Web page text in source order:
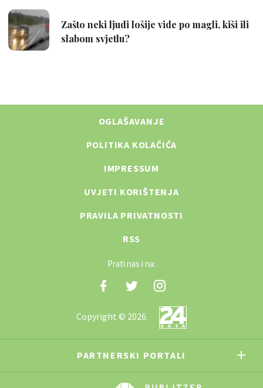
OGLAŠAVANJE
POLITIKA KOLAČIĆA
IMPRESSUM
UVJETI KORIŠTENJA
PRAVILA PRIVATNOSTI
RSS
Prati nas i na:
Copyright © 2026.
PARTNERSKI PORTALI